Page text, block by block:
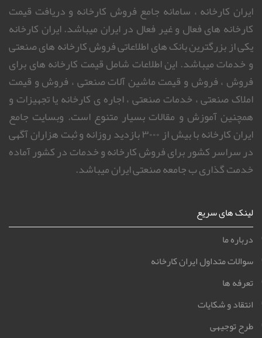
ایران کارخانه ، سامانه جامع فروش کارخانه و دریافت قیمت
کارخانه های فعال و غیر فعال در ایران میباشد. ایران کارخانه
یکی از بزرگترین بانک های اطلاعاتی فروش کارخانه های صنعتی
و خدمات میباشد. این اطلاعات شامل قیمت کارخانه های برای
فروش ، فروش و قیمت ماشین آلات صنعتی ، فروش و قیمت
املاک صنعتی ، خدمات صنعتی ، اجاره ی کارخانه یا تجهیزات و
همچنین آموزش و مقالات بسیار متنوع است. وبسایت جامع
ایران کارخانه با بیش از ۳۰۰۰ بازدید روزانه و ثبت هزاران آگهی
در سراسر کشور برای فروش کارخانه و خدمات در کشور آماده
خدمت گذاری ب جامعه صنعتی ایران میباشد.
لینک های سریع
درباره ما
سوالات متداول ایران کارخانه
تعرفه ها
انتقاد و شکایات
طرح توجیهی